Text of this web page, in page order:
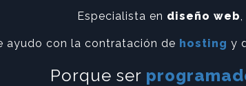
Especialista en diseño web
ayudo con la contratación de hosting y
Porque ser